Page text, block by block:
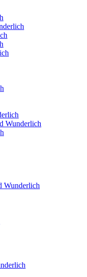
Wunderlich
Wunderlich